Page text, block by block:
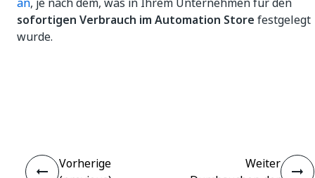
sofortigen Verbrauch im Automation Store festgelegt
wurde.
Vorherige
Weiter